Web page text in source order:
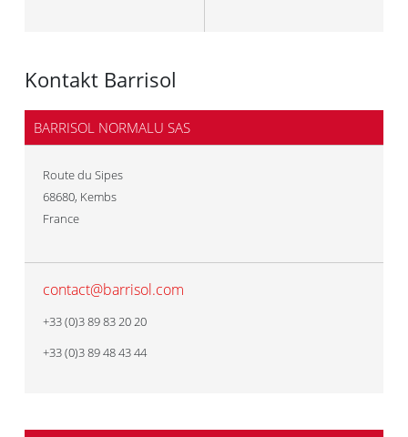
Kontakt Barrisol
BARRISOL NORMALU SAS
Route du Sipes
68680, Kembs
France
contact@barrisol.com
+33 (0)3 89 83 20 20
+33 (0)3 89 48 43 44